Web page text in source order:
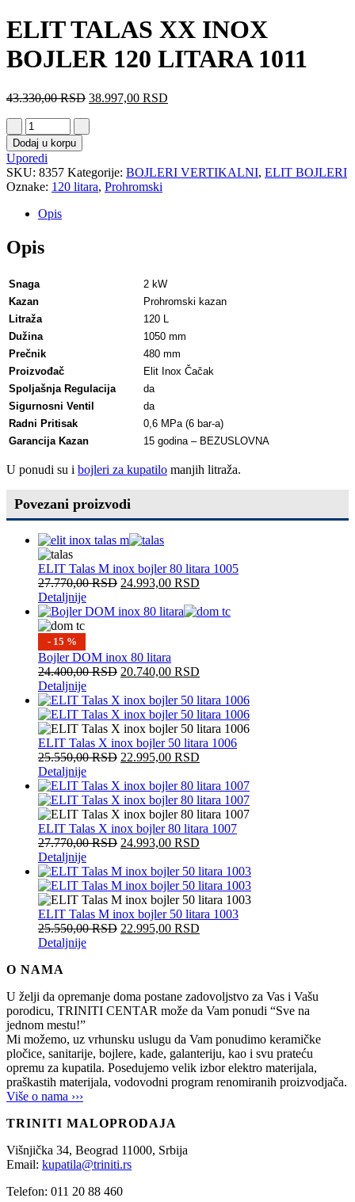
ELIT TALAS XX INOX
BOJLER 120 LITARA 1011
43.330,00RSD 38.997,00 RSD
Dodaj u korpu
Uporedi
SKU: 8357 Kategorije: BOJLERI VERTIKALNI, ELIT BOJLERI
Oznake: 120 litara, Prohromski
Opis
Opis
Snaga
2 kW
Kazan
Prohromski kazan
Litraža
120 L
Dužina
1050 mm
Prečnik
480 mm
Proizvođač
Elit Inox Čačak
Spoljašnja Regulacija
da
Sigurnosni Ventil
da
Radni Pritisak
0,6 MPa (6 bar-a)
Garancija Kazan
15 godina – BEZUSLOVNA
U ponudi su i bojleri za kupatilo manjih litraža.
Povezani proizvodi
ELIT Talas M inox bojler 80 litara 1005
27.770,00RSD 24.993,00 RSD
Detaljnije
- 15 %
Bojler DOM inox 80 litara
24.400,00RSD 20.740,00 RSD
Detaljnije
ELIT Talas X inox bojler 50 litara 1006
25.550,00RSD 22.995,00 RSD
Detaljnije
ELIT Talas X inox bojler 80 litara 1007
27.770,00RSD 24.993,00 RSD
Detaljnije
ELIT Talas M inox bojler 50 litara 1003
25.550,00RSD 22.995,00 RSD
Detaljnije
O NAMA
U želji da opremanje doma postane zadovoljstvo za Vas i Vašu
porodicu, TRINITI CENTAR može da Vam ponudi “Sve na
jednom mestu!”
Mi možemo, uz vrhunsku uslugu da Vam ponudimo keramičke
pločice, sanitarije, bojlere, kade, galanteriju, kao i svu prateću
opremu za kupatila. Posedujemo velik izbor elektro materijala,
praškastih materijala, vodovodni program renomiranih proizvodjača.
Više o nama ›››
TRINITI MALOPRODAJA
Višnjička 34, Beograd 11000, Srbija
Email: kupatila@triniti.rs
Telefon: 011 20 88 460